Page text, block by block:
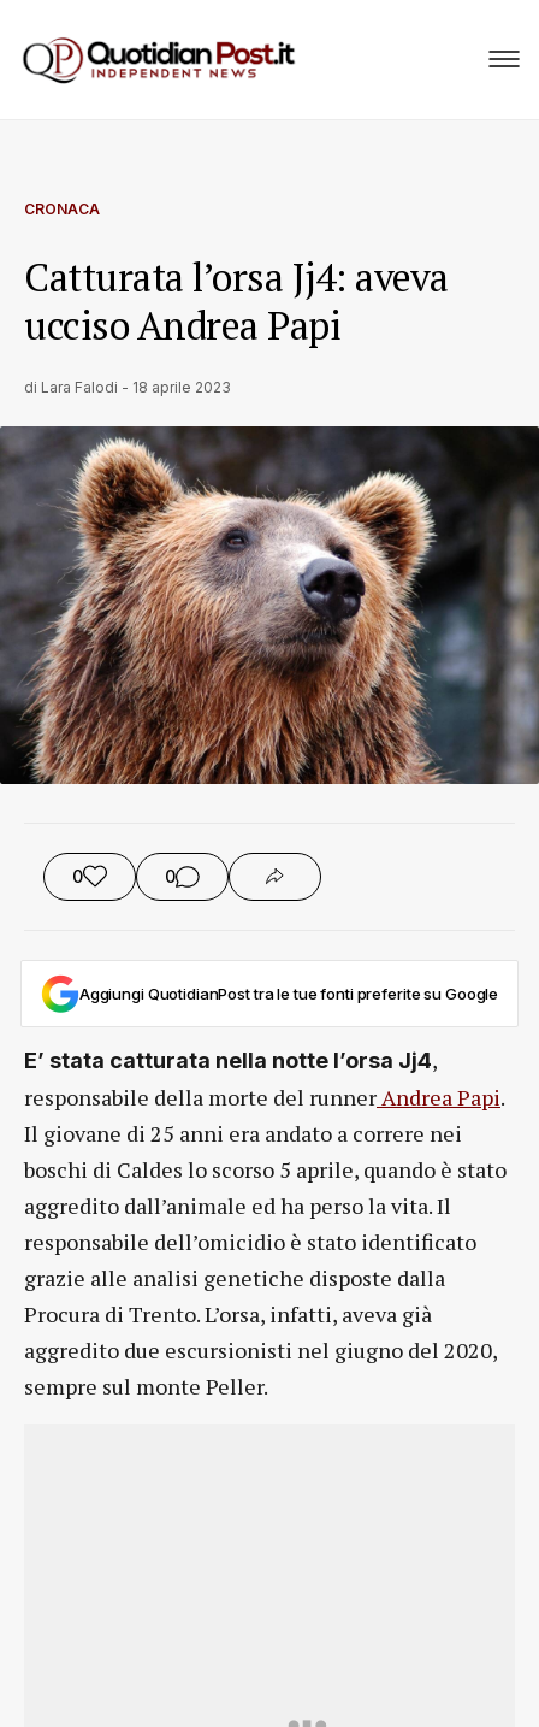
CRONACA
Catturata l’orsa Jj4: aveva
ucciso Andrea Papi
di Lara Falodi - 18 aprile 2023
0 0
Aggiungi QuotidianPost tra le tue fonti preferite su Google
E’ stata catturata nella notte l’orsa Jj4,
responsabile della morte del runnerAndrea Papi.
Il giovane di 25 anni era andato a correre nei
boschi di Caldes lo scorso 5 aprile, quando è stato
aggredito dall’animale ed ha perso la vita. Il
responsabile dell’omicidio è stato identificato
grazie alle analisi genetiche disposte dalla
Procura di Trento. L’orsa, infatti, aveva già
aggredito due escursionisti nel giugno del 2020,
sempre sul monte Peller.